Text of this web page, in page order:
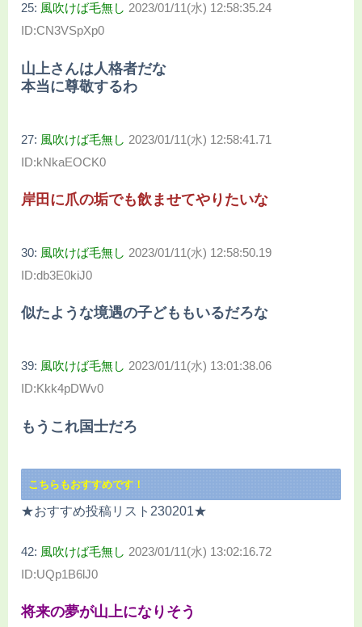
25: 風吹けば毛無し 2023/01/11(水) 12:58:35.24
ID:CN3VSpXp0
山上さんは人格者だな
本当に尊敬するわ
27: 風吹けば毛無し 2023/01/11(水) 12:58:41.71
ID:kNkaEOCK0
岸田に爪の垢でも飲ませてやりたいな
30: 風吹けば毛無し 2023/01/11(水) 12:58:50.19
ID:db3E0kiJ0
似たような境遇の子どももいるだろな
39: 風吹けば毛無し 2023/01/11(水) 13:01:38.06
ID:Kkk4pDWv0
もうこれ国士だろ
こちらもおすすめです！
★おすすめ投稿リスト230201★
42: 風吹けば毛無し 2023/01/11(水) 13:02:16.72
ID:UQp1B6lJ0
将来の夢が山上になりそう